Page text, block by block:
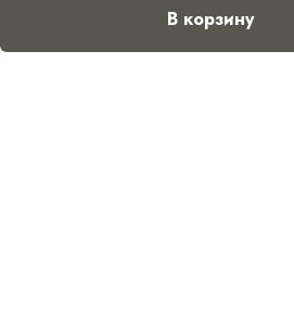
В корзину
Доставка и оплата